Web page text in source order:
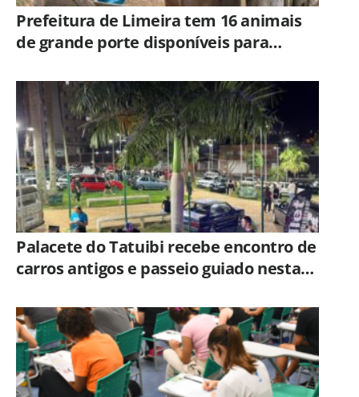
Prefeitura de Limeira tem 16 animais
de grande porte disponíveis para
Palacete do Tatuibi recebe encontro de
carros antigos e passeio guiado nesta